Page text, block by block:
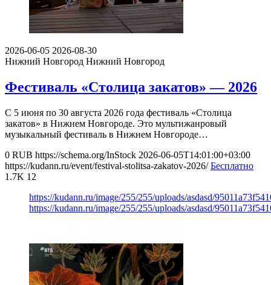
2026-06-05 2026-08-30
Нижний Новгород Нижний Новгород
Фестиваль «Столица закатов» — 2026
С 5 июня по 30 августа 2026 года фестиваль «Столица
закатов» в Нижнем Новгороде. Это мультижанровый
музыкальный фестиваль в Нижнем Новгороде…
0 RUB https://schema.org/InStock 2026-06-05T14:01:00+03:00
https://kudann.ru/event/festival-stolitsa-zakatov-2026/ Бесплатно
1.7K 12
https://kudann.ru/image/255/255/uploads/asdasd/
https://kudann.ru/image/255/255/uploads/asdasd/